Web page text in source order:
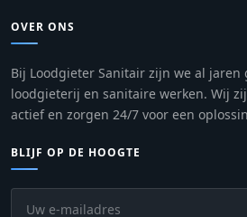
OVER ONS
Bij Loodgieter Sanitair zijn we al
loodgieterij en sanitaire werken. Wij
actief en zorgen 24/7 voor een
BLIJF OP DE HOOGTE